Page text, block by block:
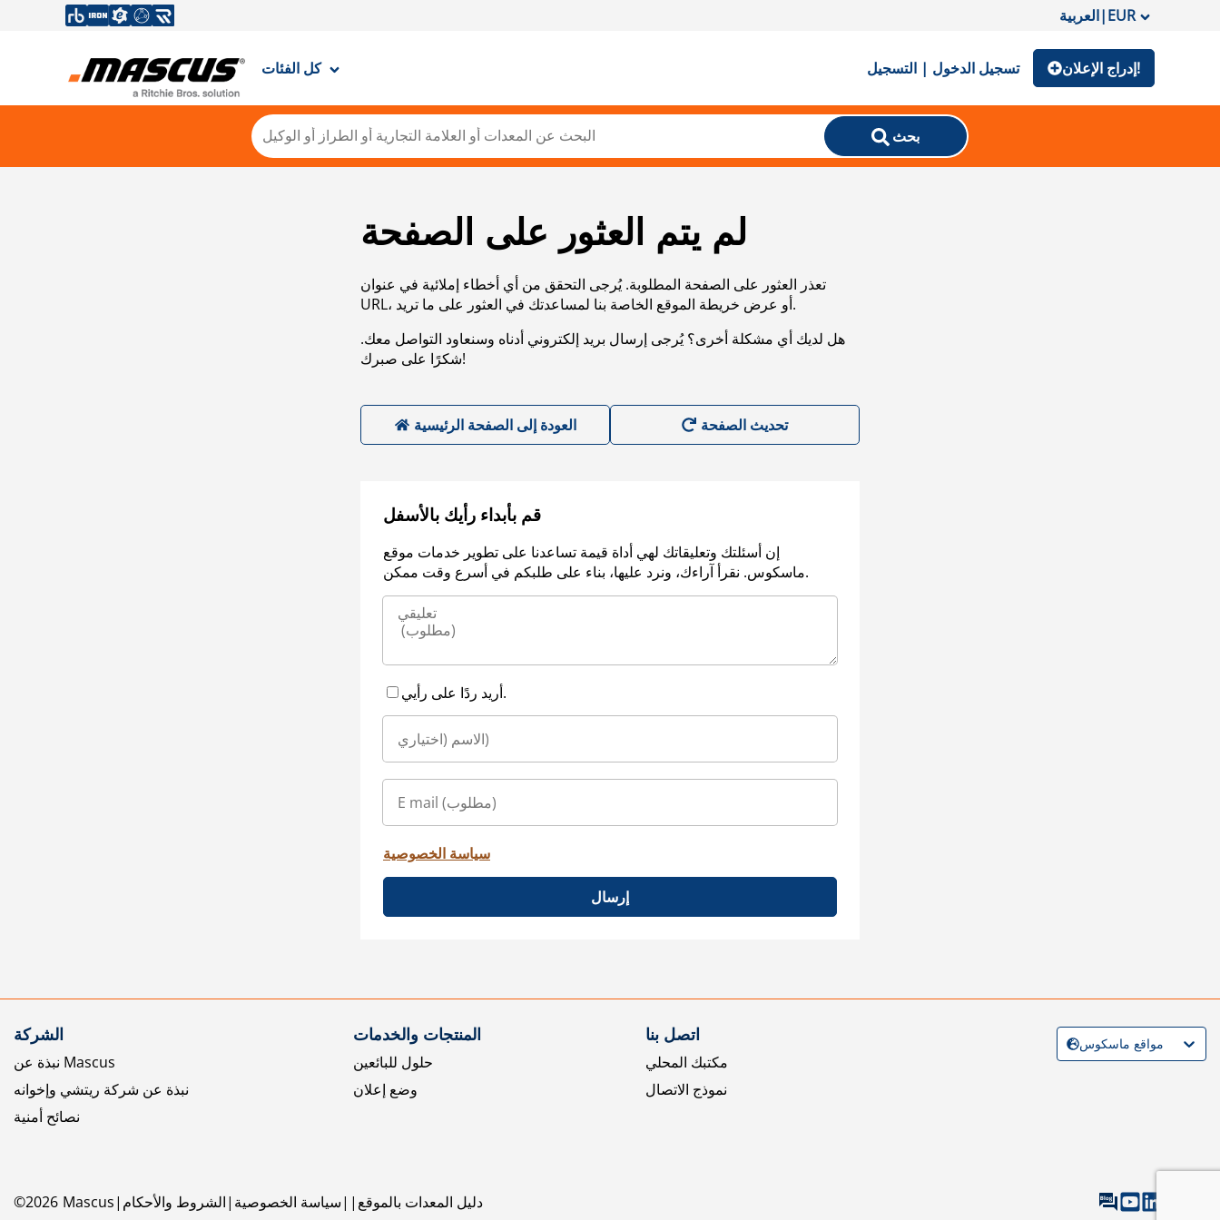
العربية|EUR
كل الفئات تسجيل الدخول | التسجيل إدراج الإعلان!
بحث
لم يتم العثور على الصفحة
تعذر العثور على الصفحة المطلوبة. يُرجى التحقق من أي أخطاء إملائية في عنوان
URL، أو عرض خريطة الموقع الخاصة بنا لمساعدتك في العثور على ما تريد.
هل لديك أي مشكلة أخرى؟ يُرجى إرسال بريد إلكتروني أدناه وسنعاود التواصل معك.
شكرًا على صبرك!
العودة إلى الصفحة الرئيسية
قم بأبداء رأيك بالأسفل
إن أسئلتك وتعليقاتك لهي أداة قيمة تساعدنا على تطوير خدمات موقع
ماسكوس. نقرأ آراءك، ونرد عليها، بناء على طلبكم في أسرع وقت ممكن.
أريد ردًا على رأيي.
سياسة الخصوصية
إرسال
الشركة
نبذة عن Mascus
نبذة عن شركة ريتشي وإخوانه
نصائح أمنية
المنتجات والخدمات
حلول للبائعين
وضع إعلان
اتصل بنا
مكتبك المحلي
نموذج الاتصال
©2026 Mascus الشروط والأحكام سياسة الخصوصية دليل المعدات بالموقع
مواقع ماسكوس